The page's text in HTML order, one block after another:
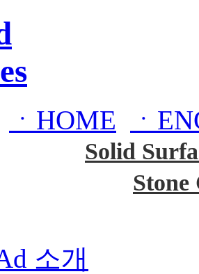
ㆍHOME ㆍ
Solid
Stone
소개